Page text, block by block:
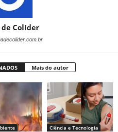
de Colíder
Mais do autor
Ciência e Tecnologia